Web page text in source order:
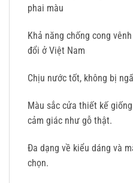
phai màu
Khả năng chống cong
đổi ở Việt Nam
Chịu nước tốt, không bị
Màu sắc cửa thiết kế
cảm giác như gỗ thật.
Đa dạng về kiểu dáng và
chọn.